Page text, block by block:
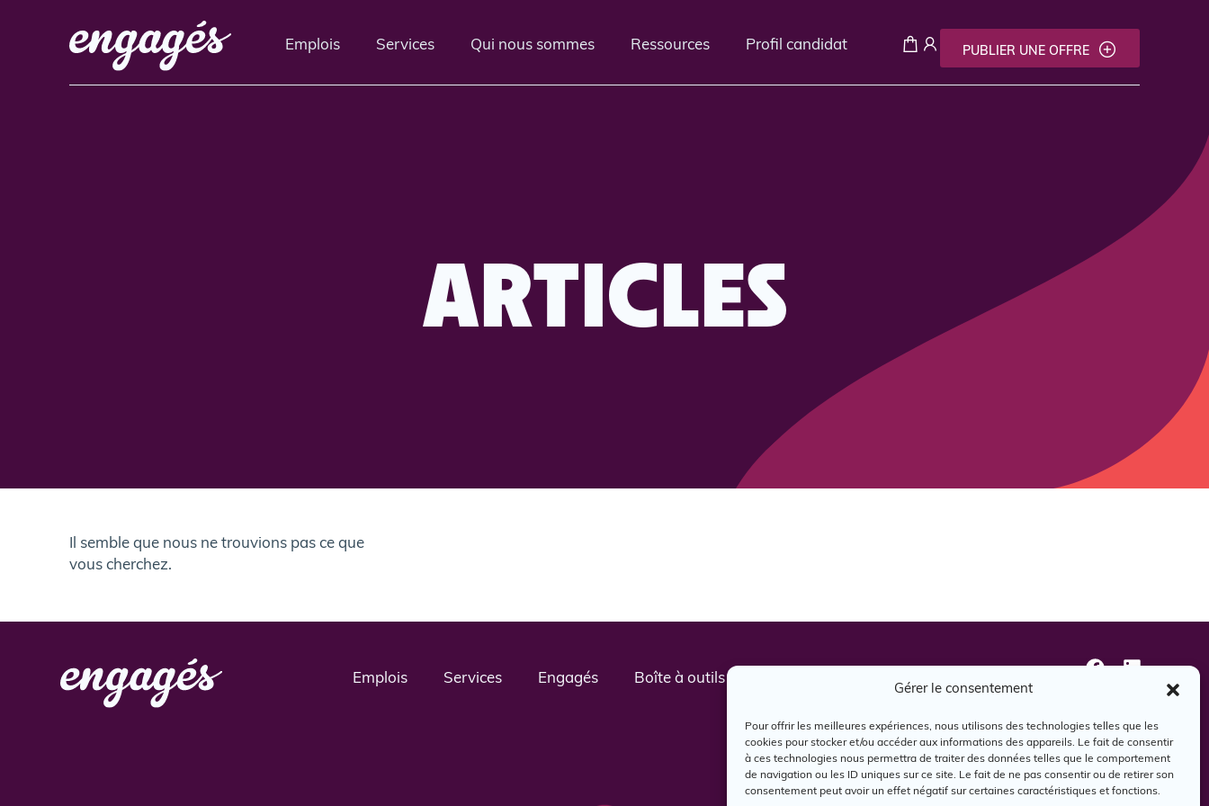
Gérer le consentement
Pour offrir les meilleures expériences, nous utilisons des technologies telles que les
cookies pour stocker et/ou accéder aux informations des appareils. Le fait de consentir
à ces technologies nous permettra de traiter des données telles que le comportement
de navigation ou les ID uniques sur ce site. Le fait de ne pas consentir ou de retirer son
consentement peut avoir un effet négatif sur certaines caractéristiques et fonctions.
Emplois Services Qui nous sommes Ressources Profil candidat PUBLIER UNE OFFRE
ARTICLES
Il semble que nous ne trouvions pas ce que
vous cherchez.
Emplois Services Engagés Boîte à outils